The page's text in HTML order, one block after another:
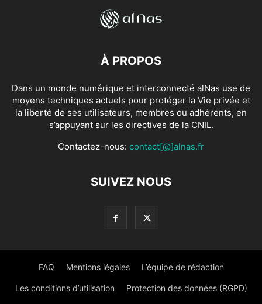
À PROPOS
Dans un monde numérique et interconnecté alNas use de
moyens techniques actuels pour protéger la Vie privée et
la liberté de ses utilisateurs, membres ou adhérents, en
s’appuyant sur les directives de la CNIL.
Contactez-nous: contact[@]alnas.fr
SUIVEZ NOUS
FAQ Mentions légales L’équipe de rédaction
Les conditions d’utilisation Protection des données (RGPD)